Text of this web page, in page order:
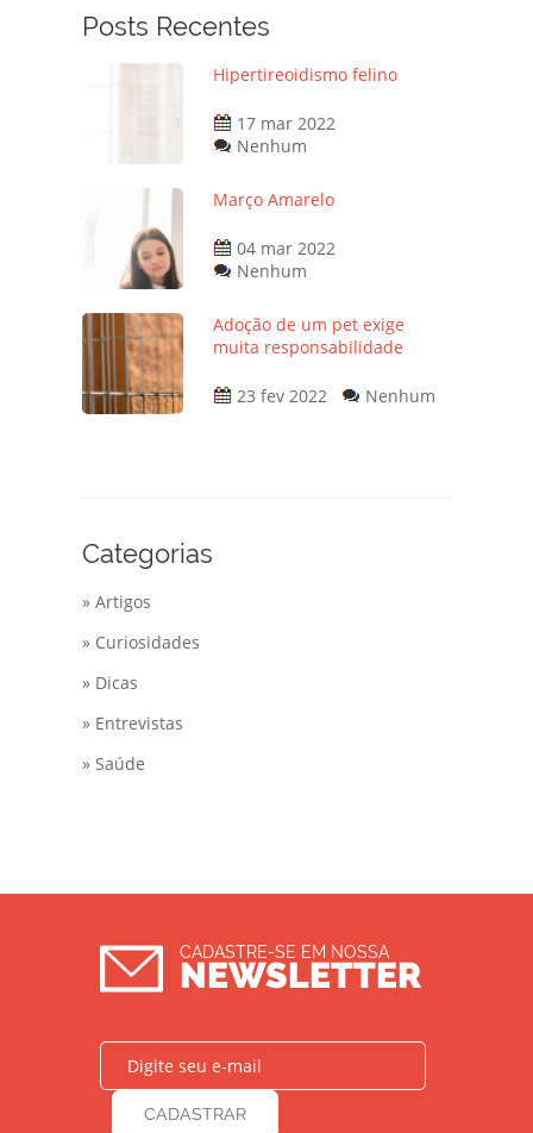
Posts Recentes
Hipertireoidismo felino
17 mar 2022
Nenhum
Março Amarelo
04 mar 2022
Nenhum
Adoção de um pet exige
muita responsabilidade
23 fev 2022 Nenhum
Categorias
» Artigos
» Curiosidades
» Dicas
» Entrevistas
» Saúde
CADASTRE-SE EM NOSSA
NEWSLETTER